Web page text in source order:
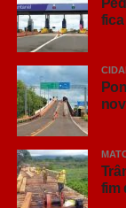
Andradina
A gestão
eletrônico
organiza a
para quem
capital.
COMENTE
fim